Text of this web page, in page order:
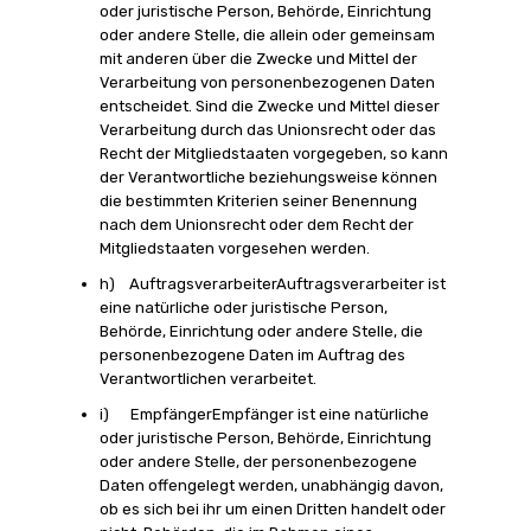
oder juristische Person, Behörde, Einrichtung
oder andere Stelle, die allein oder gemeinsam
mit anderen über die Zwecke und Mittel der
Verarbeitung von personenbezogenen Daten
entscheidet. Sind die Zwecke und Mittel dieser
Verarbeitung durch das Unionsrecht oder das
Recht der Mitgliedstaaten vorgegeben, so kann
der Verantwortliche beziehungsweise können
die bestimmten Kriterien seiner Benennung
nach dem Unionsrecht oder dem Recht der
Mitgliedstaaten vorgesehen werden.
h) AuftragsverarbeiterAuftragsverarbeiter ist
eine natürliche oder juristische Person,
Behörde, Einrichtung oder andere Stelle, die
personenbezogene Daten im Auftrag des
Verantwortlichen verarbeitet.
i) EmpfängerEmpfänger ist eine natürliche
oder juristische Person, Behörde, Einrichtung
oder andere Stelle, der personenbezogene
Daten offengelegt werden, unabhängig davon,
ob es sich bei ihr um einen Dritten handelt oder